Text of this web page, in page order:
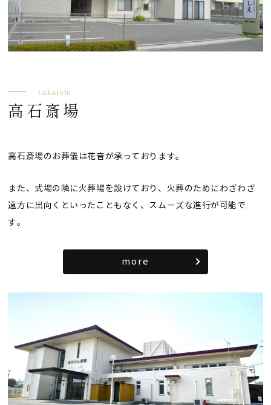
takaishi
高石斎場
高石斎場のお葬儀は花音が承っております。
また、式場の隣に火葬場を設けており、火葬のためにわざわざ
遠方に出向くといったこともなく、スムーズな進行が可能で
す。
more